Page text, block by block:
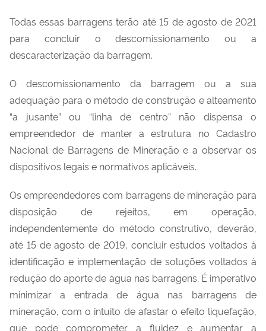
Todas essas barragens terão até 15 de agosto de 2021
para concluir o descomissionamento ou a
descaracterização da barragem.
O descomissionamento da barragem ou a sua
adequação para o método de construção e alteamento
“a jusante” ou “linha de centro” não dispensa o
empreendedor de manter a estrutura no Cadastro
Nacional de Barragens de Mineração e a observar os
dispositivos legais e normativos aplicáveis.
Os empreendedores com barragens de mineração para
disposição de rejeitos, em operação,
independentemente do método construtivo, deverão,
até 15 de agosto de 2019, concluir estudos voltados à
identificação e implementação de soluções voltados à
redução do aporte de água nas barragens. É imperativo
minimizar a entrada de água nas barragens de
mineração, com o intuito de afastar o efeito liquefação,
que pode comprometer a fluidez e aumentar a